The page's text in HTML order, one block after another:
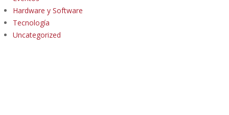
Hardware y Software
Tecnología
Uncategorized